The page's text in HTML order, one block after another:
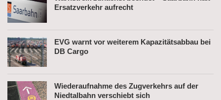
Ersatzverkehr aufrecht
EVG warnt vor weiterem Kapazitätsabbau bei
DB Cargo
Wiederaufnahme des Zugverkehrs auf der
Niedtalbahn verschiebt sich